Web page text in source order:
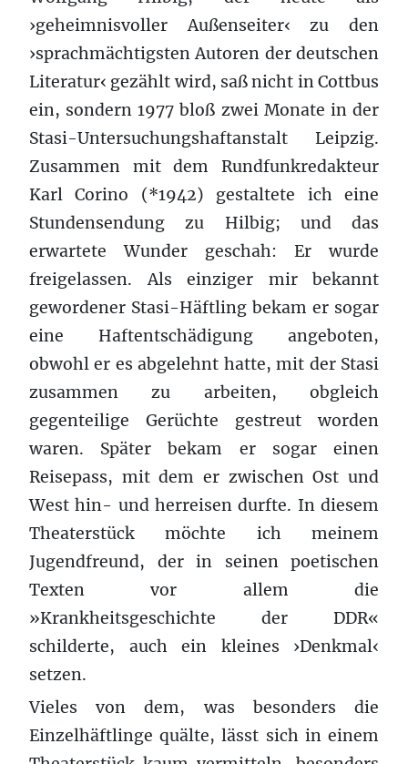
›geheimnisvoller Außenseiter‹ zu den
›sprachmächtigsten Autoren der deutschen
Literatur‹ gezählt wird, saß nicht in Cottbus
ein, sondern 1977 bloß zwei Monate in der
Stasi-Untersuchungshaftanstalt Leipzig.
Zusammen mit dem Rundfunkredakteur
Karl Corino (*1942) gestaltete ich eine
Stundensendung zu Hilbig; und das
erwartete Wunder geschah: Er wurde
freigelassen. Als einziger mir bekannt
gewordener Stasi-Häftling bekam er sogar
eine Haftentschädigung angeboten,
obwohl er es abgelehnt hatte, mit der Stasi
zusammen zu arbeiten, obgleich
gegenteilige Gerüchte gestreut worden
waren. Später bekam er sogar einen
Reisepass, mit dem er zwischen Ost und
West hin- und herreisen durfte. In diesem
Theaterstück möchte ich meinem
Jugendfreund, der in seinen poetischen
Texten vor allem die
»Krankheitsgeschichte der DDR«
schilderte, auch ein kleines ›Denkmal‹
setzen.
Vieles von dem, was besonders die
Einzelhäftlinge quälte, lässt sich in einem